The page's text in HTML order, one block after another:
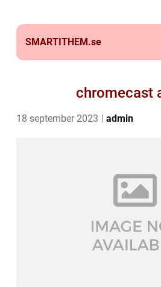
SMARTITHEM.se
chromecast
18 september 2023 admin